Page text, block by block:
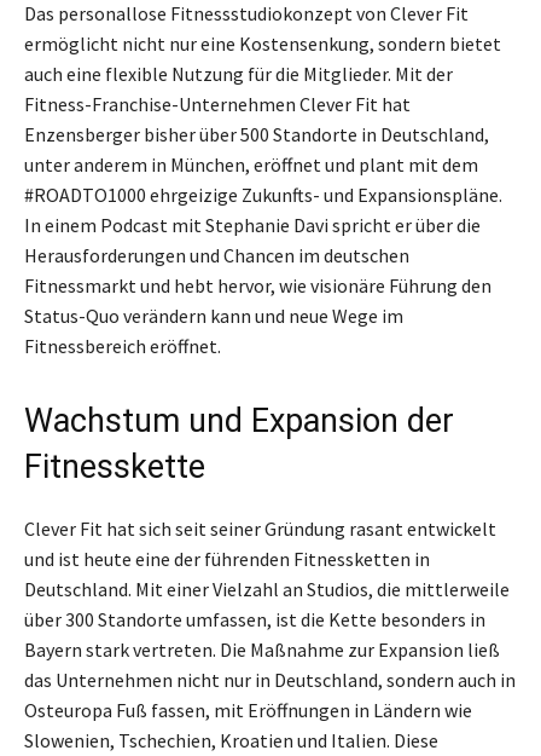
Das personallose Fitnessstudiokonzept von Clever Fit
ermöglicht nicht nur eine Kostensenkung, sondern bietet
auch eine flexible Nutzung für die Mitglieder. Mit der
Fitness-Franchise-Unternehmen Clever Fit hat
Enzensberger bisher über 500 Standorte in Deutschland,
unter anderem in München, eröffnet und plant mit dem
#ROADTO1000 ehrgeizige Zukunfts- und Expansionspläne.
In einem Podcast mit Stephanie Davi spricht er über die
Herausforderungen und Chancen im deutschen
Fitnessmarkt und hebt hervor, wie visionäre Führung den
Status-Quo verändern kann und neue Wege im
Fitnessbereich eröffnet.
Wachstum und Expansion der
Fitnesskette
Clever Fit hat sich seit seiner Gründung rasant entwickelt
und ist heute eine der führenden Fitnessketten in
Deutschland. Mit einer Vielzahl an Studios, die mittlerweile
über 300 Standorte umfassen, ist die Kette besonders in
Bayern stark vertreten. Die Maßnahme zur Expansion ließ
das Unternehmen nicht nur in Deutschland, sondern auch in
Osteuropa Fuß fassen, mit Eröffnungen in Ländern wie
Slowenien, Tschechien, Kroatien und Italien. Diese